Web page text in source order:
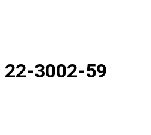
22-3002-59